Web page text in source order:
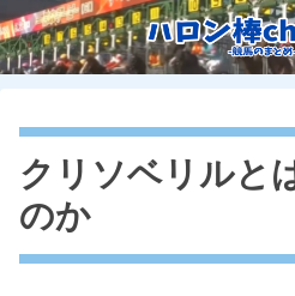
クリソベリルと
のか